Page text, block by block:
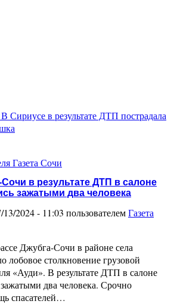
Сириусе в результате ДТП пострадала
Сочи в результате ДТП в салоне
зажатыми два человека
2024 - 11:03 пользователемГазета
Джубга-Сочи в районе села
лобовое столкновение грузовой
«Ауди». В результате ДТП в салоне
два человека. Срочно
спасателей…